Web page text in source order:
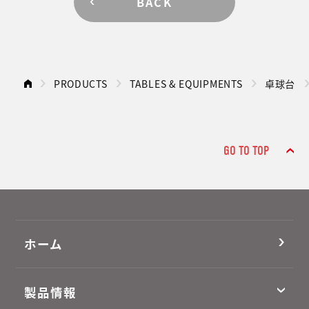
PRODUCTS TABLES & EQUIPMENTS 卓球台
GO TO TOP
ホーム
製品情報